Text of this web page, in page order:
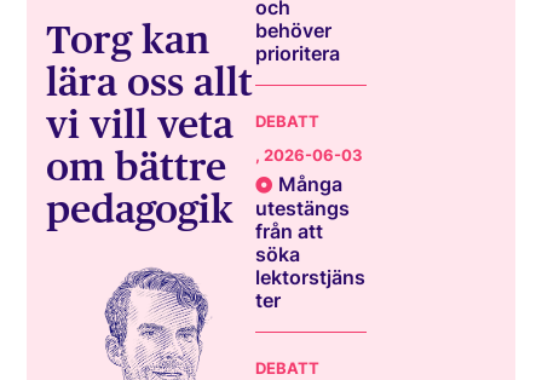
Torg kan
lära oss allt
vi vill veta
om bättre
pedagogik
och
behöver
prioritera
DEBATT
, 2026-06-03
Många
utestängs
från att
söka
lektorstjäns
ter
DEBATT